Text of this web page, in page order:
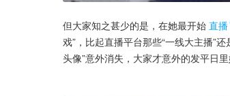
但大家知之甚少的是，在她最开始 直播
戏”，比起直播平台那些“一线大主播”
头像”意外消失，大家才意外的发平日